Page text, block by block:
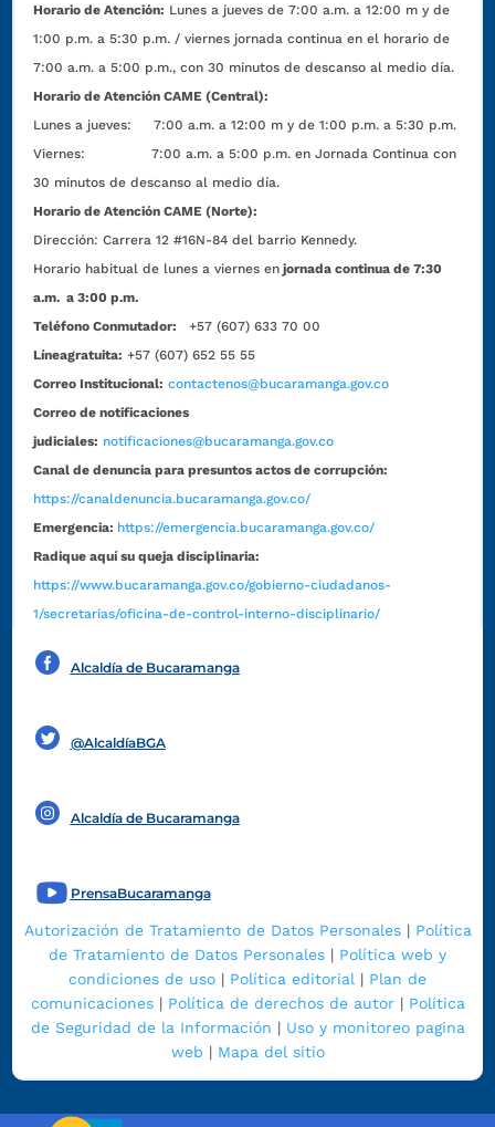
Horario de Atención: Lunes a jueves de 7:00 a.m. a 12:00 m y de
1:00 p.m. a 5:30 p.m. / viernes jornada continua en el horario de
7:00 a.m. a 5:00 p.m., con 30 minutos de descanso al medio día.
Horario de Atención CAME (Central):
Lunes a jueves: 7:00 a.m. a 12:00 m y de 1:00 p.m. a 5:30 p.m.
Viernes: 7:00 a.m. a 5:00 p.m. en Jornada Continua con
30 minutos de descanso al medio día.
Horario de Atención CAME (Norte):
Dirección:Carrera 12 #16N-84 del barrio Kennedy.
Horario habitual de lunes a viernes en jornada continua de 7:30
a.m. a 3:00 p.m.
Teléfono Conmutador:
+57 (607) 633 70 00
Líneagratuita: +57 (607) 652 55 55
Correo Institucional: contactenos@bucaramanga.gov.co
Correo de notificaciones
judiciales: notificaciones@bucaramanga.gov.co
Canal de denuncia para presuntos actos de corrupción:
https://canaldenuncia.bucaramanga.gov.co/
Emergencia: https://emergencia.bucaramanga.gov.co/
Radique aquí su queja disciplinaria:
https://www.bucaramanga.gov.co/gobierno-ciudadanos-
1/secretarias/oficina-de-control-interno-disciplinario/
Alcaldía de Bucaramanga
@AlcaldíaBGA
Alcaldía de Bucaramanga
PrensaBucaramanga
Autorización de Tratamiento de Datos Personales| Política
de Tratamiento de Datos Personales | Política web y
condiciones de uso | Política editorial | Plan de
comunicaciones| Política de derechos de autor| Política
de Seguridad de la Información | Uso y monitoreo pagina
web | Mapa del sitio